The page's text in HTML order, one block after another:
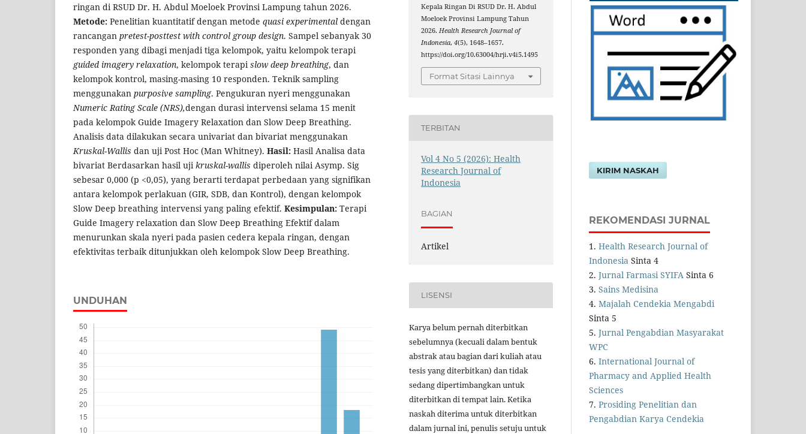
ringan di RSUD Dr. H. Abdul Moeloek Provinsi Lampung tahun 2026.
Metode: Penelitian kuantitatif dengan metode quasi experimental dengan
rancangan pretest-posttest with control group design. Sampel sebanyak 30
responden yang dibagi menjadi tiga kelompok, yaitu kelompok terapi
guided imagery relaxation, kelompok terapislow deep breathing, dan
kelompok kontrol, masing-masing 10 responden. Teknik sampling
menggunakan purposive sampling. Pengukuran nyeri menggunakan
Numeric Rating Scale (NRS),dengan durasi intervensi selama 15 menit
pada kelompok Guide Imagery Relaxation dan Slow Deep Breathing.
Analisis data dilakukan secara univariat dan bivariat menggunakan
Kruskal-Wallis dan uji Post Hoc (Man Whitney). Hasil: Hasil Analisa data
bivariat Berdasarkan hasil ujikruskal-wallis diperoleh nilai Asymp. Sig
sebesar 0,000 (p <0,05), yang berarti terdapat perbedaan yang signifikan
antara kelompok perlakuan (GIR, SDB, dan Kontrol), dengan kelompok
Slow Deep breathing intervensi yang paling efektif. Kesimpulan: Terapi
Guide Imagery relaxation dan Slow Deep Breathing Efektif dalam
menurunkan skala nyeri pada pasien cedera kepala ringan, dengan
efektivitas terbaik ditunjukkan oleh kelompok Slow Deep Breathing.
UNDUHAN
Kepala Ringan Di RSUD Dr. H. Abdul
Moeloek Provinsi Lampung Tahun
2026.Health Research Journal of
Indonesia,4(5), 1648–1657.
https://doi.org/10.63004/hrji.v4i5.1495
Format Sitasi Lainnya
TERBITAN
Vol 4 No 5 (2026): Health
Research Journal of
Indonesia
BAGIAN
Artikel
LISENSI
Karya belum pernah diterbitkan
sebelumnya (kecuali dalam bentuk
abstrak atau bagian dari kuliah atau
tesis yang diterbitkan) dan tidak
sedang dipertimbangkan untuk
diterbitkan di tempat lain. Ketika
naskah diterima untuk diterbitkan
dalam jurnal ini, penulis setuju untuk
KIRIM NASKAH
REKOMENDASI JURNAL
1. Health Research Journal of
Indonesia Sinta 4
2. Jurnal Farmasi SYIFA Sinta 6
3. Sains Medisina
4. Majalah Cendekia Mengabdi
Sinta 5
5. Jurnal Pengabdian Masyarakat
WPC
6. International Journal of
Pharmacy and Applied Health
Sciences
7. Prosiding Penelitian dan
Pengabdian Karya Cendekia